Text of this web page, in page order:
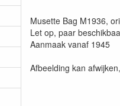
Musette Bag M1936,
Let op, paar
Aanmaak vanaf 1945
Afbeelding kan